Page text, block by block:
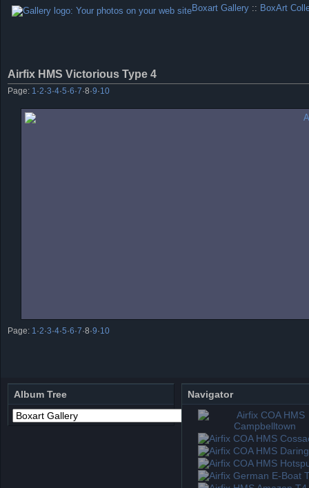
Boxart Gallery :: BoxArt
Airfix HMS Victorious Type 4
Page: 1 ·2·3·4·5·6·7·8·9·10
Page: 1 ·2·3·4·5·6·7·8·9·10
Album Tree Navigator